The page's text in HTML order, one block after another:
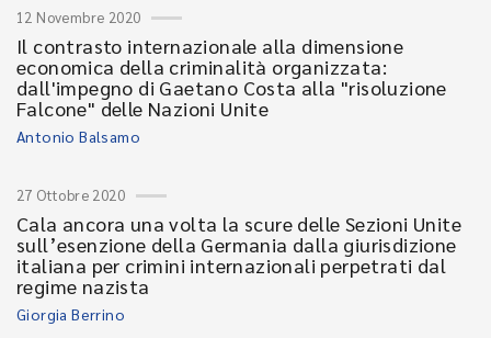
12 Novembre 2020
Il contrasto internazionale alla dimensione
economica della criminalità organizzata:
dall'impegno di Gaetano Costa alla "risoluzione
Falcone" delle Nazioni Unite
Antonio Balsamo
27 Ottobre 2020
Cala ancora una volta la scure delle Sezioni Unite
sull’esenzione della Germania dalla giurisdizione
italiana per crimini internazionali perpetrati dal
regime nazista
Giorgia Berrino